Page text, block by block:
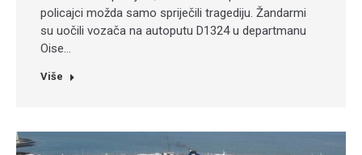
policajci možda samo spriječili tragediju. Žandarmi
su uočili vozača na autoputu D1324 u departmanu
Oise…
Više